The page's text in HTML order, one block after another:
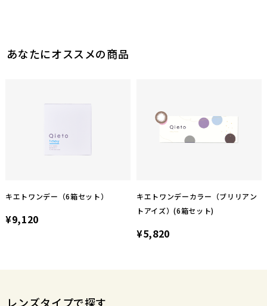
あなたにオススメの商品
キエトワンデー（6箱セット）
¥9,120
キエトワンデーカラー（ブリリアン
トアイズ）(6箱セット)
¥5,820
レンズタイプで探す